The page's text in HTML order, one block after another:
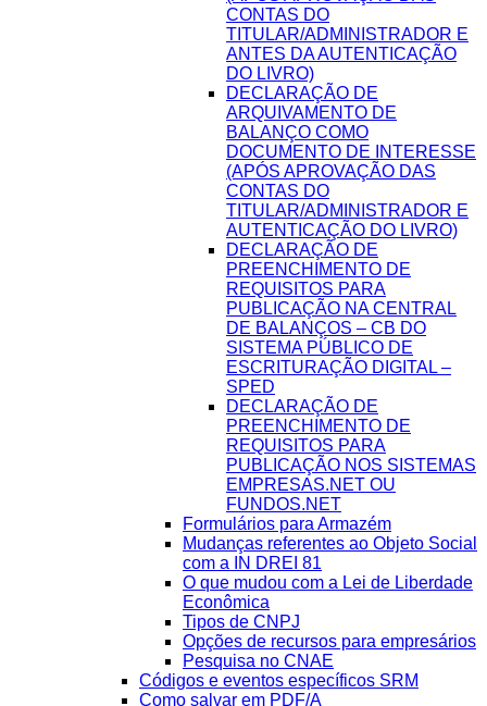
CONTAS DO
TITULAR/ADMINISTRADOR E
ANTES DA AUTENTICAÇÃO
DO LIVRO)
DECLARAÇÃO DE
ARQUIVAMENTO DE
BALANÇO COMO
DOCUMENTO DE INTERESSE
(APÓS APROVAÇÃO DAS
CONTAS DO
TITULAR/ADMINISTRADOR E
AUTENTICAÇÃO DO LIVRO)
DECLARAÇÃO DE
PREENCHIMENTO DE
REQUISITOS PARA
PUBLICAÇÃO NA CENTRAL
DE BALANÇOS – CB DO
SISTEMA PÚBLICO DE
ESCRITURAÇÃO DIGITAL –
SPED
DECLARAÇÃO DE
PREENCHIMENTO DE
REQUISITOS PARA
PUBLICAÇÃO NOS SISTEMAS
EMPRESAS.NET OU
FUNDOS.NET
Formulários para Armazém
Mudanças referentes ao Objeto Social
com a IN DREI 81
O que mudou com a Lei de Liberdade
Econômica
Tipos de CNPJ
Opções de recursos para empresários
Pesquisa no CNAE
Códigos e eventos específicos SRM
Como salvar em PDF/A